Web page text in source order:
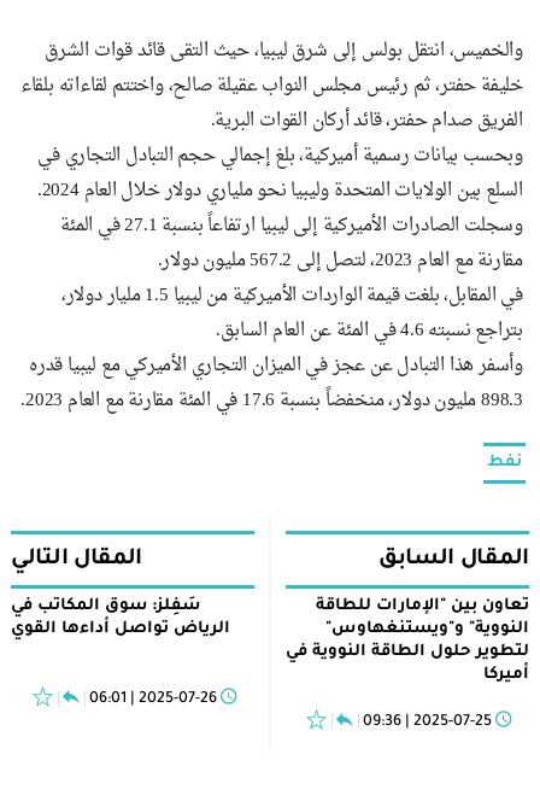
والخميس، انتقل بولس إلى شرق ليبيا، حيث التقى قائد قوات الشرق
خليفة حفتر، ثم رئيس مجلس النواب عقيلة صالح، واختتم لقاءاته بلقاء
الفريق صدام حفتر، قائد أركان القوات البرية.
وبحسب بيانات رسمية أميركية، بلغ إجمالي حجم التبادل التجاري في
السلع بين الولايات المتحدة وليبيا نحو ملياري دولار خلال العام 2024.
وسجلت الصادرات الأميركية إلى ليبيا ارتفاعاً بنسبة 27.1 في المئة
مقارنة مع العام 2023، لتصل إلى 567.2 مليون دولار.
في المقابل، بلغت قيمة الواردات الأميركية من ليبيا 1.5 مليار دولار،
بتراجع نسبته 4.6 في المئة عن العام السابق.
وأسفر هذا التبادل عن عجز في الميزان التجاري الأميركي مع ليبيا قدره
898.3 مليون دولار، منخفضاً بنسبة 17.6 في المئة مقارنة مع العام 2023.
نفط
المقال السابق
تعاون بين "الإمارات للطاقة
النووية" و"ويستنغهاوس"
لتطوير حلول الطاقة النووية في
أميركا
2025-07-25 | 09:36
المقال التالي
سَفِلز: سوق المكاتب في
الرياض تواصل أداءها القوي
2025-07-26 | 06:01